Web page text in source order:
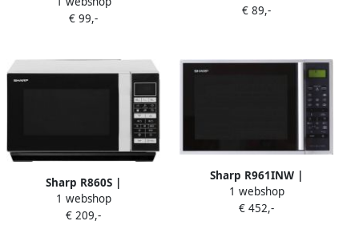
Kookartikelen |
4974019151915
€ 99,-
Keuken&Koken
€ 89,-
Sharp R860S |
Microgolfovens |
Keuken&Koken
1 webshop
€ 209,-
Sharp R961INW |
Microgolfovens |
Keuken&Koken
1 webshop
€ 452,-